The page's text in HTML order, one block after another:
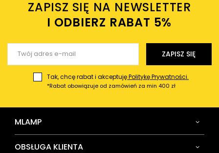
Twój email
ZAPISZ SIĘ NA NEWSLETTER
I ODBIERZ RABAT 5%ㅤ
ZAPISZ SIĘ
Tak, chcę rabat i akceptujęPolitykę Prywatności.
*Rabat obowiązuje od zamówień za min 400 zł
MLAMP
OBSŁUGA KLIENTA